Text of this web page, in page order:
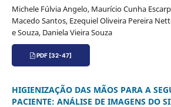
Michele Fúlvia Angelo, Maurício Cunha
Macedo Santos, Ezequiel Oliveira Pereira
e Souza, Daniela Vieira Souza
PDF [32-47]
HIGIENIZAÇÃO DAS MÃOS PARA A
PACIENTE: ANÁLISE DE IMAGENS DO